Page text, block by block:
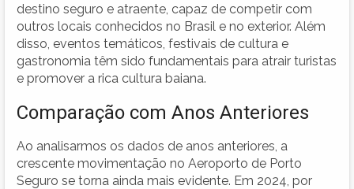
destino seguro e atraente, capaz de competir com
outros locais conhecidos no Brasil e no exterior. Além
disso, eventos temáticos, festivais de cultura e
gastronomia têm sido fundamentais para atrair turistas
e promover a rica cultura baiana.
Comparação com Anos Anteriores
Ao analisarmos os dados de anos anteriores, a
crescente movimentação no Aeroporto de Porto
Seguro se torna ainda mais evidente. Em 2024, por